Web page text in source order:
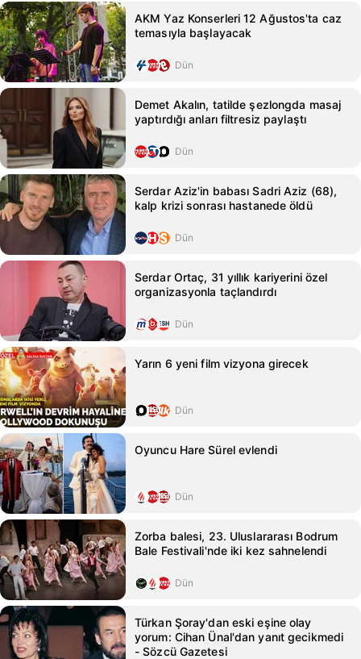
AKM Yaz Konserleri 12 Ağustos'ta caz
temasıyla başlayacak
Dün
Demet Akalın, tatilde şezlongda masaj
yaptırdığı anları filtresiz paylaştı
Dün
Serdar Aziz'in babası Sadri Aziz (68),
kalp krizi sonrası hastanede öldü
Dün
Serdar Ortaç, 31 yıllık kariyerini özel
organizasyonla taçlandırdı
Dün
Yarın 6 yeni film vizyona girecek
Dün
Oyuncu Hare Sürel evlendi
Dün
Zorba balesi, 23. Uluslararası Bodrum
Bale Festivali'nde iki kez sahnelendi
Dün
Türkan Şoray'dan eski eşine olay
yorum: Cihan Ünal'dan yanıt gecikmedi
- Sözcü Gazetesi